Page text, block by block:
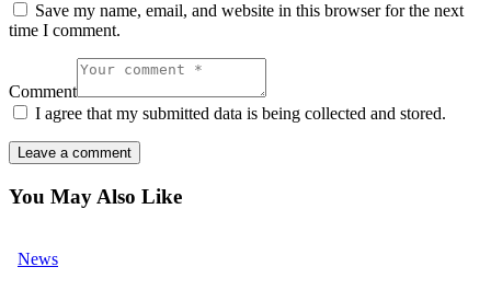
Save my name, email, and website in this browser for the next
time I comment.
Comment
I agree that my submitted data is being collected and stored.
You May Also Like
News